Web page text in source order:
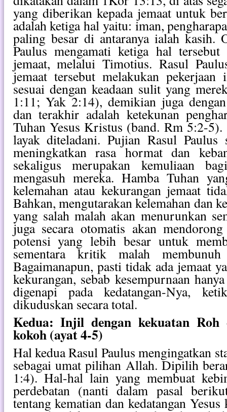
yang diberikan kepada jemaat untuk
adalah ketiga hal yaitu: iman,
paling besar di antaranya ialah kasih.
Paulus mengamati ketiga hal
jemaat, melalui Timotius. Rasul
jemaat tersebut melakukan pekerjaan
sesuai dengan keadaan sulit yang
1:11; Yak 2:14), demikian juga
dan terakhir adalah ketekunan
Tuhan Yesus Kristus (band. Rm 5:2-5).
layak diteladani. Pujian Rasul Paulus
meningkatkan rasa hormat dan
sekaligus merupakan kemuliaan
mengasuh mereka. Hamba Tuhan
kelemahan atau kekurangan jemaat
Bahkan, mengutarakan kelemahan dan
yang salah malah akan menurunkan
juga secara otomatis akan
potensi yang lebih besar untuk
sementara kritik malah
Bagaimanapun, pasti tidak ada jemaat
kekurangan, sebab kesempurnaan
digenapi pada kedatangan-Nya,
dikuduskan secara total.
Kedua: Injil dengan kekuatan Roh
kokoh (ayat 4-5)
Hal kedua Rasul Paulus mengingatkan
sebagai umat pilihan Allah. Dipilih
1:4). Hal-hal lain yang membuat
perdebatan (nanti dalam pasal
tentang kematian dan kedatangan